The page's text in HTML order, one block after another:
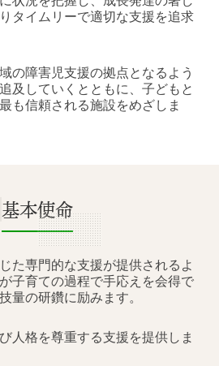
タイムリーで適切な支援を追求
の障害児支援の拠点となるよう
及していくとともに、子どもと
も信頼される施設をめざしま
基本使命
た専門的な支援が提供されるよ
子育ての過程で手応えを会得で
量の研鑽に励みます。
人格を尊重する支援を提供しま